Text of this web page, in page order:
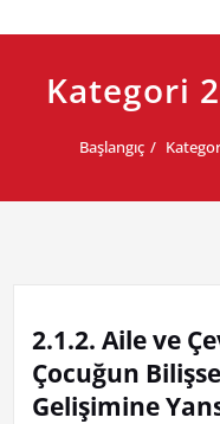
Kategori
Başlangıç
2.1.2. Aile ve
Çocuğun
Gelişimine